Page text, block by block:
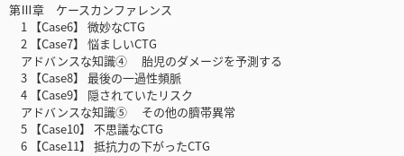
第Ⅲ章 ケースカンファレンス
1 【Case6】 微妙なCTG
2 【Case7】 悩ましいCTG
アドバンスな知識④ 胎児のダメージを予測する
3 【Case8】 最後の一過性頻脈
4 【Case9】 隠されていたリスク
アドバンスな知識⑤ その他の臍帯異常
5 【Case10】 不思議なCTG
6 【Case11】 抵抗力の下がったCTG